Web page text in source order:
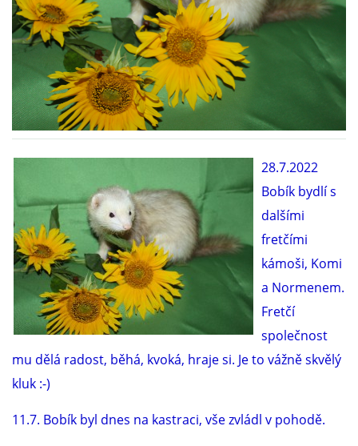
PODMÍNKY PŘEVZETÍ FRETKY.
O FRETCE
PÉČE O FRETKU
CHCI SI POŘÍDIT FRETKU
VÝCHOVA FRETKY
JAK FRETKA BYDLÍ
28.7.2022
Bobík bydlí s
dalšími
fretčími
kámoši, Komi
a Normenem.
Fretčí
společnost
mu dělá radost, běhá, kvoká, hraje si. Je to vážně skvělý
kluk :-)
11.7. Bobík byl dnes na kastraci, vše zvládl v pohodě.